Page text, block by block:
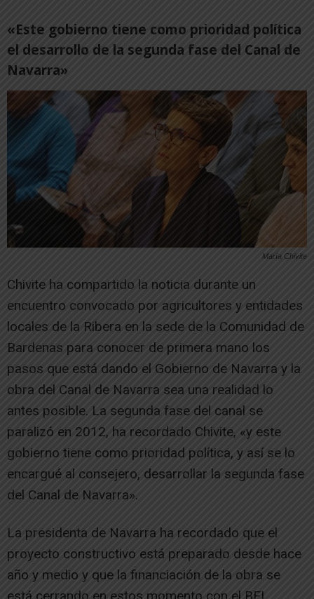
«Este gobierno tiene como prioridad política
el desarrollo de la segunda fase del Canal de
Navarra»
María Chivite
Chivite ha compartido la noticia durante un
encuentro convocado por agricultores y entidades
locales de la Ribera en la sede de la Comunidad de
Bardenas para conocer de primera mano los
pasos que está dando el Gobierno de Navarra y la
obra del Canal de Navarra sea una realidad lo
antes posible. La segunda fase del canal se
paralizó en 2012, ha recordado Chivite, «y este
gobierno tiene como prioridad política, y así se lo
encargué al consejero, desarrollar la segunda fase
del Canal de Navarra».
La presidenta de Navarra ha recordado que el
proyecto constructivo está preparado desde hace
año y medio y que la financiación de la obra se